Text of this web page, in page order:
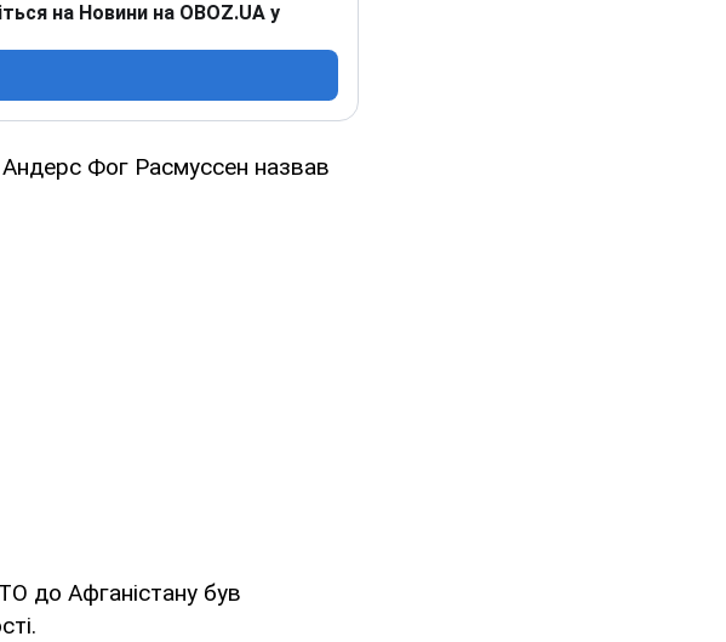
на Новини на OBOZ.UA у
Андерс Фог Расмуссен назвав
до Афганістану був